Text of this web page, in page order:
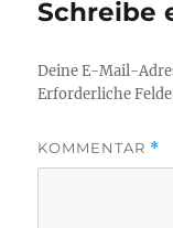
Schreibe
Deine E-Mail-
Erforderliche
KOMMENTAR *